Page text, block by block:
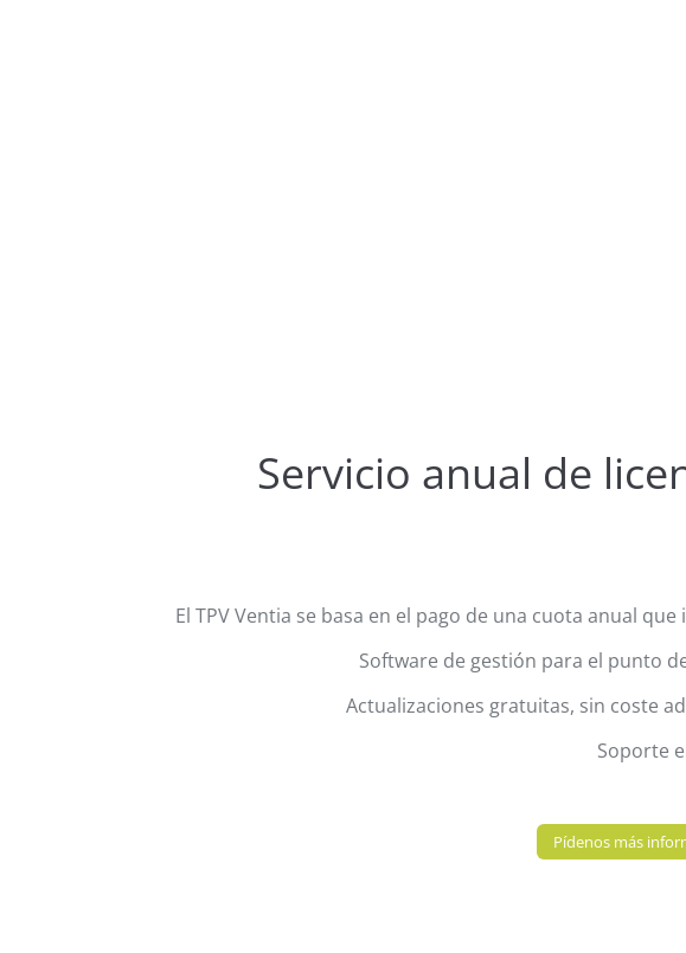
Servicio anual de
El TPV Ventia se basa en el pago de una cuota anual que
Software de gestión para el punto
Actualizaciones gratuitas, sin coste
Soporte
Pídenos más